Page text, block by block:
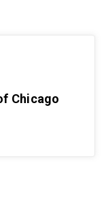
Chicago